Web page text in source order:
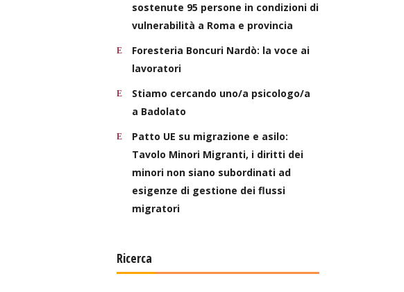
sostenute 95 persone in condizioni di
vulnerabilità a Roma e provincia
Foresteria Boncuri Nardò: la voce ai
lavoratori
Stiamo cercando uno/a psicologo/a
a Badolato
Patto UE su migrazione e asilo:
Tavolo Minori Migranti, i diritti dei
minori non siano subordinati ad
esigenze di gestione dei flussi
migratori
Ricerca